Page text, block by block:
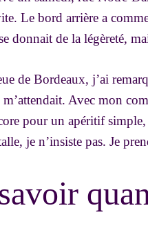
Le bord arrière a
donnait de la légèreté,
de Bordeaux, j’ai
Avec mon
pour un apéritif
je n’insiste pas. Je